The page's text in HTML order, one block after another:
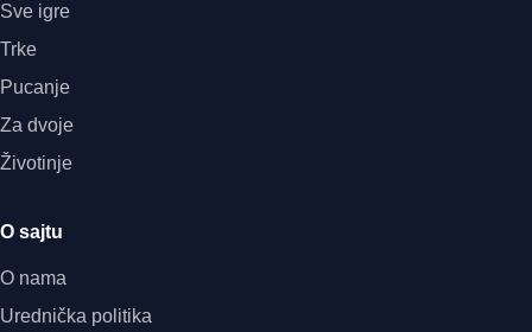
Sve igre
Trke
Pucanje
Za dvoje
Životinje
O sajtu
O nama
Urednička politika